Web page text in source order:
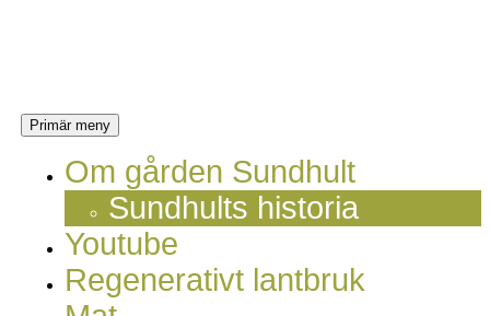
blogg
Sök
Primär meny
Om gården Sundhult
Sundhults historia
Youtube
Regenerativt lantbruk